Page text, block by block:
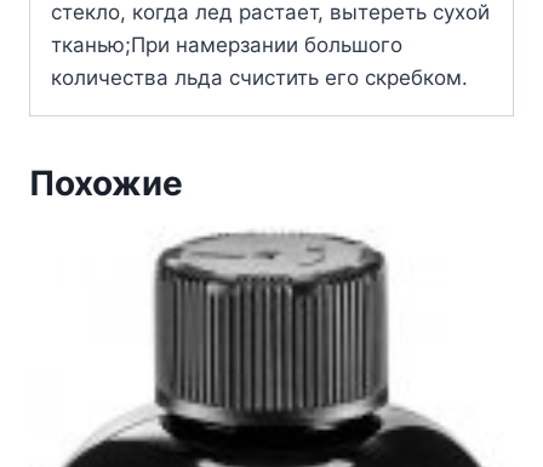
стекло, когда лед растает, вытереть сухой
тканью;При намерзании большого
количества льда счистить его скребком.
Похожие